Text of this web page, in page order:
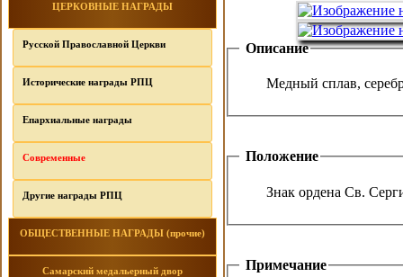
ЦЕРКОВНЫЕ НАГРАДЫ
Русской Православной Церкви
Исторические награды РПЦ
Епархиальные награды
Современные
Другие награды РПЦ
ОБЩЕСТВЕННЫЕ НАГРАДЫ (прочие)
Самарский медальерный двор
Описание
Медный сплав,
Положение
Знак ордена Св.
Примечание